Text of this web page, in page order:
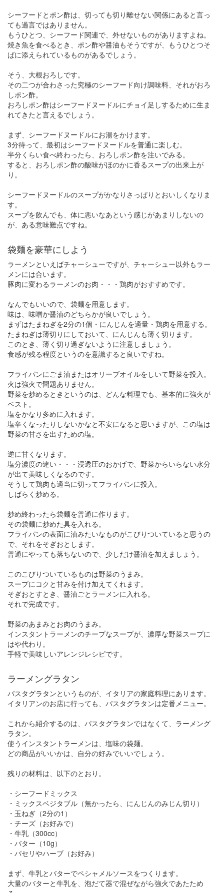
シーフードとポン酢は、切っても切り離せない関係にあると言っ
ても過言ではありません。
もうひとつ、シーフード関連で、外せないものがありますよね。
焼き魚を食べるとき、ポン酢や醤油もそうですが、もうひとつそ
ばに添えられているものがあるでしょう。
そう、大根おろしです。
その二つが合わさった究極のシーフード向け調味料、それがおろ
しポン酢。
おろしポン酢はシーフードヌードルにチョイ足しするために生ま
れてきたと言えるでしょう。
まず、シーフードヌードルにお湯をかけます。
3分待って、最初はシーフードヌードルを普通に楽しむ。
半分くらい食べ終わったら、おろしポン酢を注いでみる。
すると、おろしポン酢の酸味がほのかに香るスープの出来上が
り。
シーフードヌードルのスープがかなりさっぱりとおいしくなりま
す。
スープを飲んでも、体に悪いなあという感じがあまりしないの
が、ある意味難点ですね。
袋麺を豪華にしよう
ラーメンといえばチャーシューですが、チャーシュー以外もラー
メンには合います。
豚肉に変わるラーメンのお肉・・・鶏肉がおすすめです。
なんでもいいので、袋麺を用意します。
味は、味噌か醤油のどちらかが良いでしょう。
まずはたまねぎを2分の1個・にんじんを適量・鶏肉を用意する。
たまねぎは薄切りにしておいて、にんじんも薄く切ります。
このとき、薄く切り過ぎないように注意しましょう。
食感が残る程度というのを意識すると良いですね。
フライパンにごま油またはオリーブオイルをしいて野菜を投入。
火は強火で問題ありません。
野菜を炒めるときというのは、どんな料理でも、基本的に強火が
ベスト。
塩をかなり多めに入れます。
塩辛くなったりしないかなと不安になると思いますが、この塩は
野菜の甘さを出すための塩。
逆に甘くなります。
塩分濃度の違い・・・浸透圧のおかげで、野菜からいらない水分
が出て美味しくなるのです。
そうして鶏肉も適当に切ってフライパンに投入。
しばらく炒める。
炒め終わったら袋麺を普通に作ります。
その袋麺に炒めた具を入れる。
フライパンの表面に油みたいなものがこびりついていると思うの
で、それをそぎおとします。
普通にやっても落ちないので、少しだけ醤油を加えましょう。
このこびりついているものは野菜のうまみ。
スープにコクと甘みを付け加えてくれます。
そぎおとすとき、醤油ごとラーメンに入れる。
それで完成です。
野菜のあまみとお肉のうまみ。
インスタントラーメンのチープなスープが、濃厚な野菜スープに
はや代わり。
手軽で美味しいアレンジレシピです。
ラーメングラタン
パスタグラタンというものが、イタリアの家庭料理にあります。
イタリアンのお店に行っても、パスタグラタンは定番メニュー。
これから紹介するのは、パスタグラタンではなくて、ラーメング
ラタン。
使うインスタントラーメンは、塩味の袋麺。
どの商品がいいかは、自分の好みでいいでしょう。
残りの材料は、以下のとおり。
・シーフードミックス
・ミックスベジタブル（無かったら、にんじんのみじん切り）
・玉ねぎ（2分の1）
・チーズ（お好みで）
・牛乳（300cc）
・バター（10g）
・パセリやハーブ（お好み）
まず、牛乳とバターでペシャメルソースをつくります。
大量のバターと牛乳を、泡だて器で混ぜながら強火であたため